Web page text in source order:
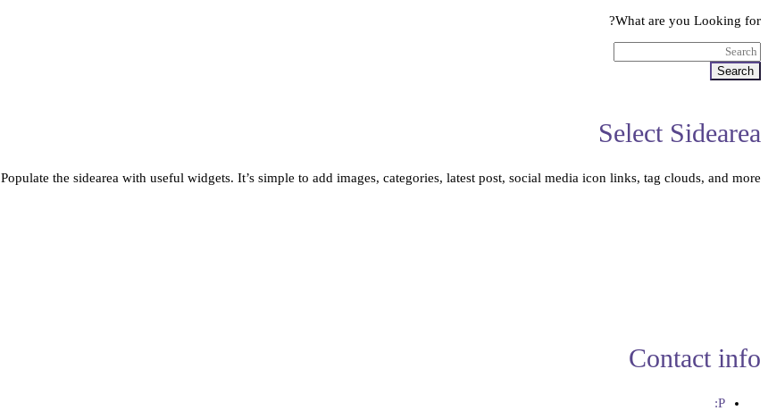
What are you Looking for?
Search
Select Sidearea
Populate the sidearea with useful widgets. It’s simple to add images, categories, latest post, social media icon links, tag clouds, and more.
Contact info
P: